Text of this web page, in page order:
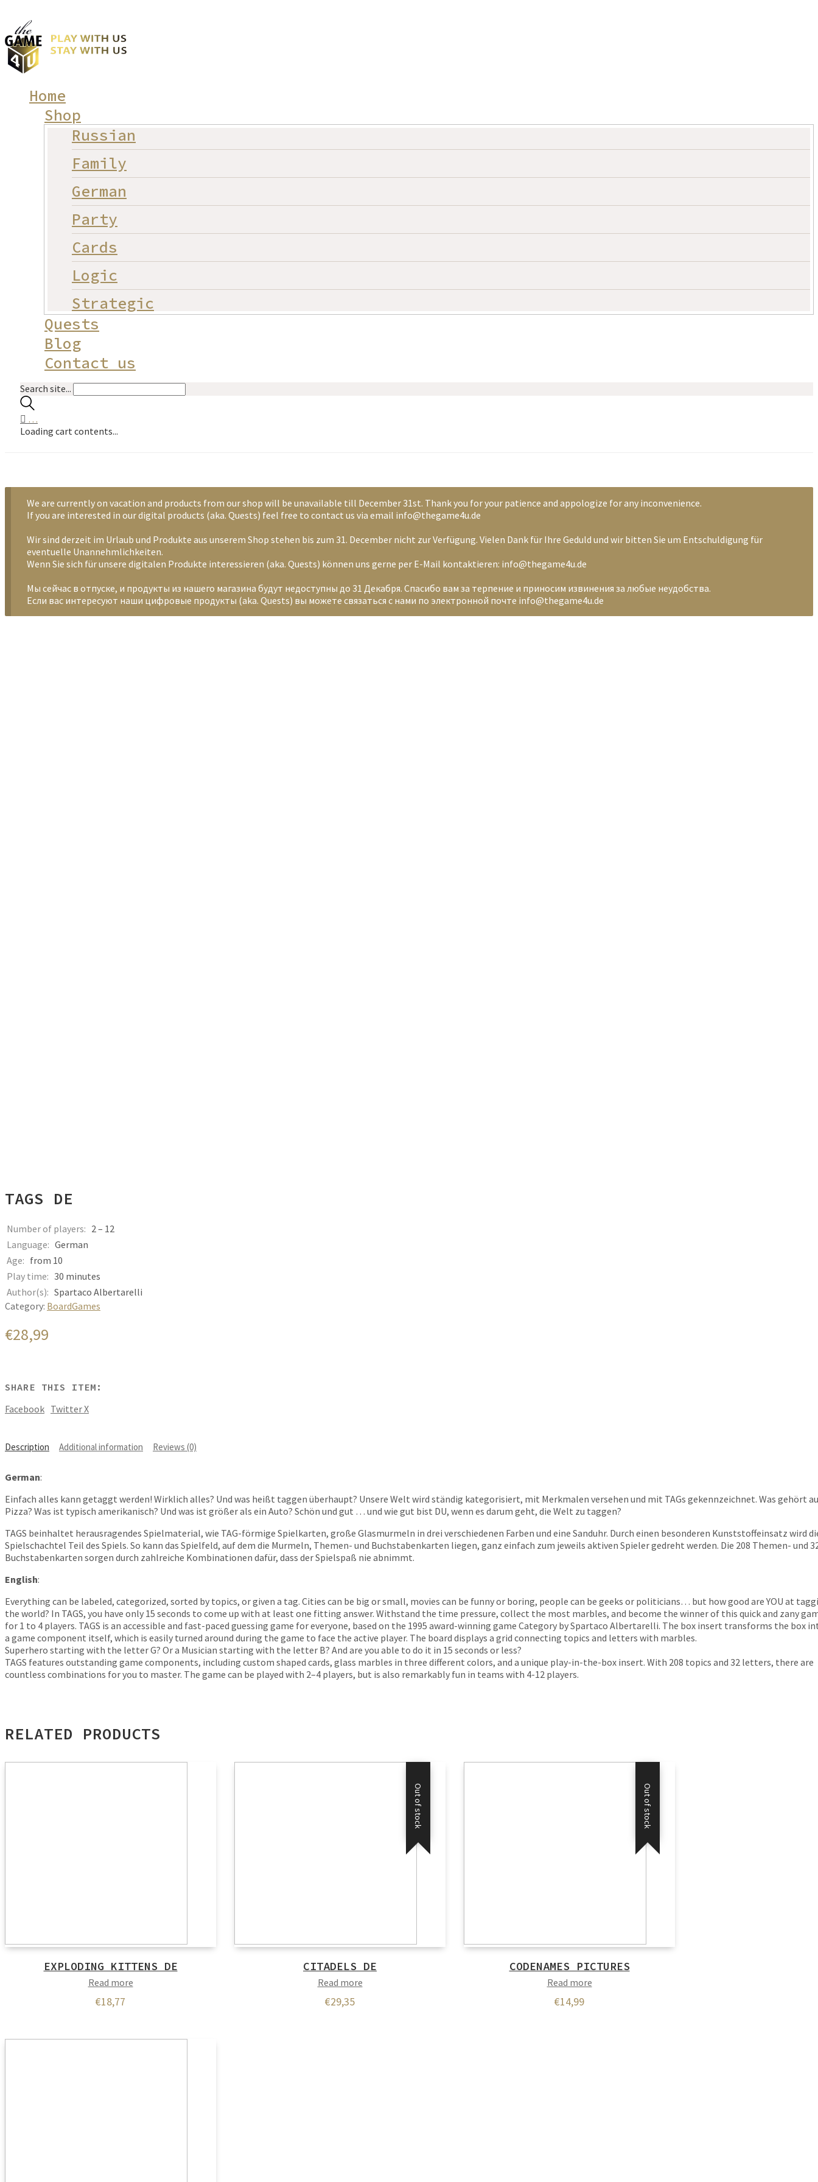
Home
Shop
Russian
Family
German
Party
Cards
Logic
Strategic
Quests
Blog
Contact us
Search site...
…
Loading cart contents...
We are currently on vacation and products from our shop will be unavailable till December 31st. Thank you for your patience and appologize for any inconvenience.
If you are interested in our digital products (aka. Quests) feel free to contact us via email info@thegame4u.de
Wir sind derzeit im Urlaub und Produkte aus unserem Shop stehen bis zum 31. December nicht zur Verfügung. Vielen Dank für Ihre Geduld und wir bitten Sie um Entschuldigung für
eventuelle Unannehmlichkeiten.
Wenn Sie sich für unsere digitalen Produkte interessieren (aka. Quests) können uns gerne per E-Mail kontaktieren: info@thegame4u.de
Мы сейчас в отпуске, и продукты из нашего магазина будут недоступны до 31 Декабря. Спасибо вам за терпение и приносим извинения за любые неудобства.
Если вас интересуют наши цифровые продукты (aka. Quests) вы можете связаться с нами по электронной почте info@thegame4u.de
TAGS DE
Number of players
2 – 12
Language
German
Age
from 10
Play time
30 minutes
Author(s)
Spartaco Albertarelli
Category: BoardGames
€28,99
SHARE THIS ITEM:
Facebook Twitter X
Description Additional information Reviews (0)
German:
Einfach alles kann getaggt werden! Wirklich alles? Und was heißt taggen überhaupt? Unsere Welt wird ständig kategorisiert, mit Merkmalen versehen und mit TAGs gekennzeichnet. Was gehört
Pizza? Was ist typisch amerikanisch? Und was ist größer als ein Auto? Schön und gut … und wie gut bist DU, wenn es darum geht, die Welt zu taggen?
TAGS beinhaltet herausragendes Spielmaterial, wie TAG-förmige Spielkarten, große Glasmurmeln in drei verschiedenen Farben und eine Sanduhr. Durch einen besonderen Kunststoffeinsatz wird
Spielschachtel Teil des Spiels. So kann das Spielfeld, auf dem die Murmeln, Themen- und Buchstabenkarten liegen, ganz einfach zum jeweils aktiven Spieler gedreht werden. Die 208 Themen- und
Buchstabenkarten sorgen durch zahlreiche Kombinationen dafür, dass der Spielspaß nie abnimmt.
English:
Everything can be labeled, categorized, sorted by topics, or given a tag. Cities can be big or small, movies can be funny or boring, people can be geeks or politicians… but how good are YOU at
the world? In TAGS, you have only 15 seconds to come up with at least one fitting answer. Withstand the time pressure, collect the most marbles, and become the winner of this quick and zany
for 1 to 4 players. TAGS is an accessible and fast-paced guessing game for everyone, based on the 1995 award-winning game Category by Spartaco Albertarelli. The box insert transforms the box
a game component itself, which is easily turned around during the game to face the active player. The board displays a grid connecting topics and letters with marbles.
Superhero starting with the letter G? Or a Musician starting with the letter B? And are you able to do it in 15 seconds or less?
TAGS features outstanding game components, including custom shaped cards, glass marbles in three different colors, and a unique play-in-the-box insert. With 208 topics and 32 letters, there are
countless combinations for you to master. The game can be played with 2–4 players, but is also remarkably fun in teams with 4-12 players.
RELATED PRODUCTS
EXPLODING KITTENS DE
Read more
€18,77
Out of stock
CITADELS DE
Read more
€29,35
Out of stock
CODENAMES PICTURES
Read more
€14,99